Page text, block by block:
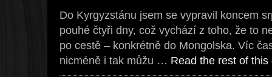
Do Kyrgyzstánu jsem se vypravil koncem
pouhé čtyři dny, což vychází z toho, že to
po cestě – konkrétně do Mongolska. Víc
nicméně i tak můžu … Read the rest of